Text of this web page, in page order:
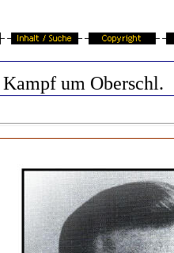
Kampf um Oberschl.